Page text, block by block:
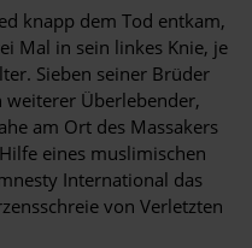
knapp dem Tod entkam,
Mal in sein linkes Knie, je
Sieben seiner Brüder
weiterer Überlebender,
am Ort des Massakers
eines muslimischen
International das
von Verletzten